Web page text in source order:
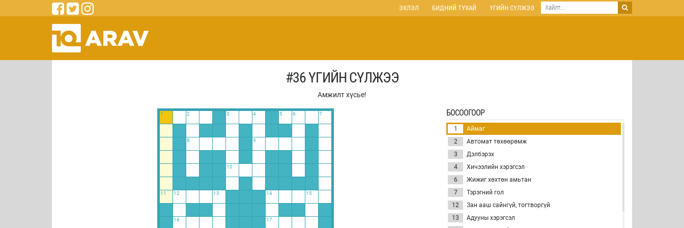
ЭХЛЭЛ БИДНИЙ ТУХАЙ ҮГИЙН СҮЛЖЭЭ
#36 ҮГИЙН СҮЛЖЭЭ
Амжилт хүсье!
1 2 3 4 5 6 7
8 9
10
11 12 13 14 15
16 17
БОСООГООР
1
Аймаг
2
Автомат төхөөрөмж
3
Дэлбэрэх
4
Хичээлийн хэрэгсэл
6
Жижиг хөхтөн амьтан
7
Тэрэгний гол
12
Зан ааш сайнгүй, тогтворгүй
13
Адууны хэрэгсэл